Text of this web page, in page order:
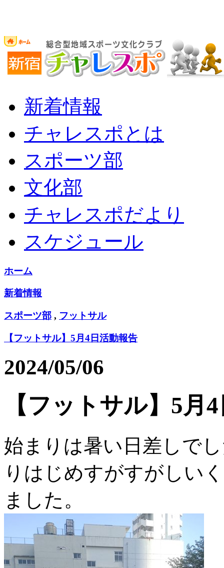
新着情報
チャレスポとは
スポーツ部
文化部
チャレスポだより
スケジュール
ホーム
新着情報
スポーツ部 , フットサル
【フットサル】5月4日活動報告
2024/05/06
【フットサル】5月
始まりは暑い日差しで
りはじめすがすがしい
ました。